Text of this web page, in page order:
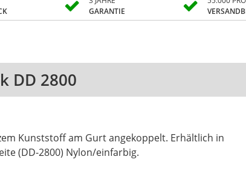
GARANTIE
DD 2800
Kunststoff am Gurt angekoppelt. Erhältlich in
(DD-2800) Nylon/­einfarbig.